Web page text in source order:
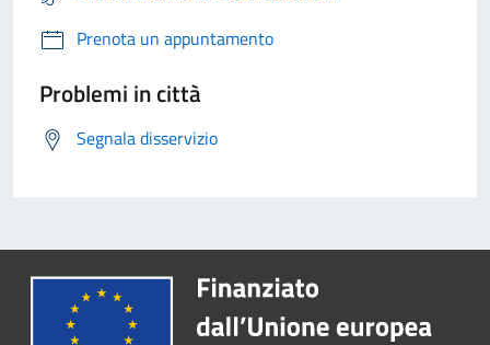
Prenota un appuntamento
Problemi in città
Segnala disservizio